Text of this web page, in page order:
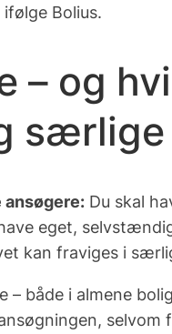
Bolius.
– og
ansøgere: Du skal
eget,
kan fraviges i
– både i almene